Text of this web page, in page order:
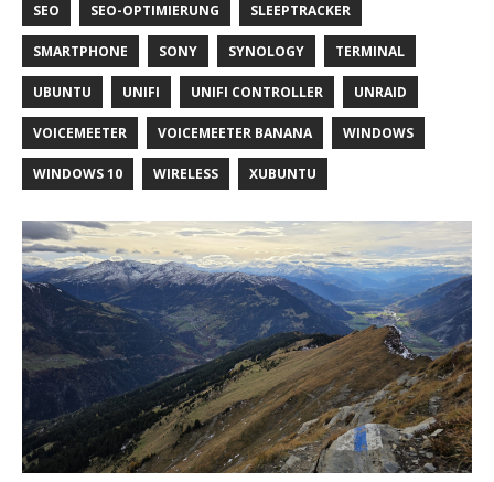
SEO SEO-OPTIMIERUNG SLEEPTRACKER
SMARTPHONE SONY SYNOLOGY TERMINAL
UBUNTU UNIFI UNIFI CONTROLLER UNRAID
VOICEMEETER VOICEMEETER BANANA WINDOWS
WINDOWS 10 WIRELESS XUBUNTU